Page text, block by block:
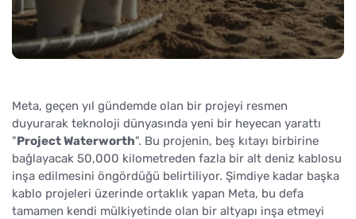
Meta, geçen yıl gündemde olan bir projeyi resmen
duyurarak teknoloji dünyasında yeni bir heyecan yarattı
"Project Waterworth". Bu projenin, beş kıtayı birbirine
bağlayacak 50,000 kilometreden fazla bir alt deniz kablosu
inşa edilmesini öngördüğü belirtiliyor. Şimdiye kadar başka
kablo projeleri üzerinde ortaklık yapan Meta, bu defa
tamamen kendi mülkiyetinde olan bir altyapı inşa etmeyi